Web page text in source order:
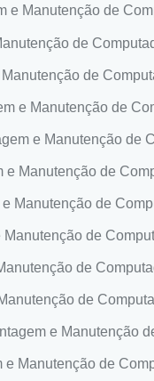
e Manutenção de
de
de
e Manutenção de
e Manutenção de
e Manutenção de
e Manutenção de
Manutenção de
de
de
e Manutenção
e Manutenção de